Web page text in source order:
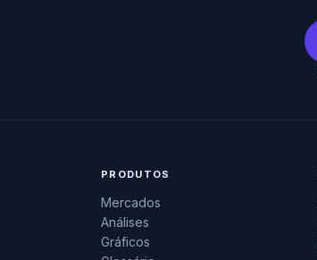
PRODUTOS
Mercados
Análises
Gráficos